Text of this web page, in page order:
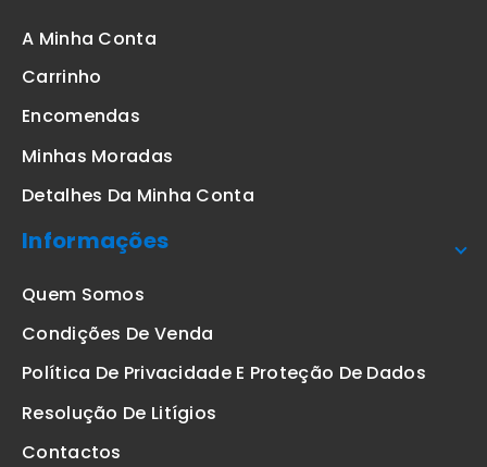
A Minha Conta
Carrinho
Encomendas
Minhas Moradas
Detalhes Da Minha Conta
Informações
Quem Somos
Condições De Venda
Política De Privacidade E Proteção De Dados
Resolução De Litígios
Contactos